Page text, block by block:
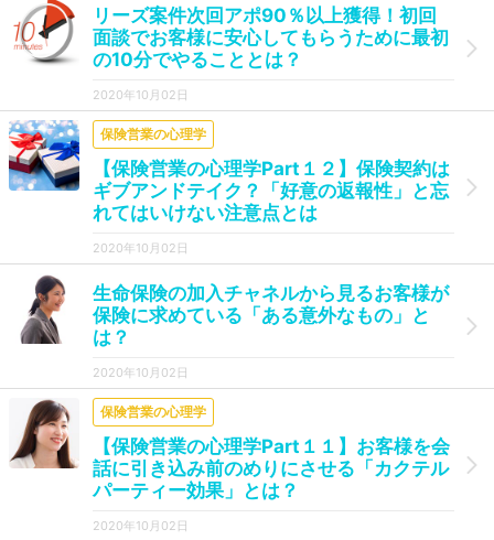
リーズ案件次回アポ90％以上獲得！初回
面談でお客様に安心してもらうために最初
の10分でやることとは？
2020年10月02日
保険営業の心理学
【保険営業の心理学Part１２】保険契約は
ギブアンドテイク？「好意の返報性」と忘
れてはいけない注意点とは
2020年10月02日
生命保険の加入チャネルから見るお客様が
保険に求めている「ある意外なもの」と
は？
2020年10月02日
保険営業の心理学
【保険営業の心理学Part１１】お客様を会
話に引き込み前のめりにさせる「カクテル
パーティー効果」とは？
2020年10月02日